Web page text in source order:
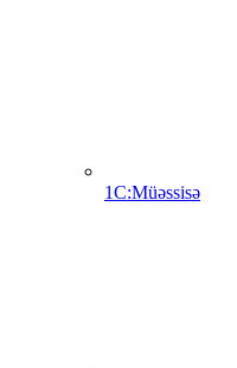
1C:Müəssisə